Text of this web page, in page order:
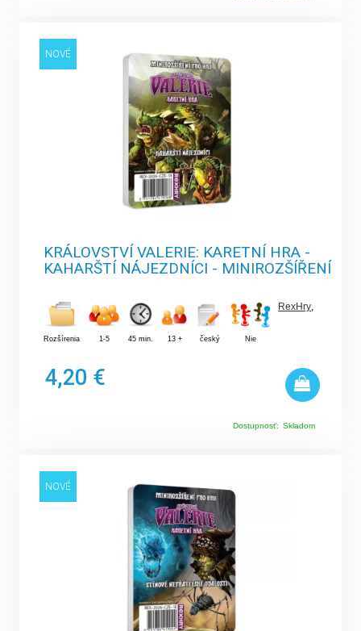
NOVÉ
KRÁLOVSTVÍ VALERIE: KARETNÍ HRA -
KAHARŠTÍ NÁJEZDNÍCI - MINIROZŠÍŘENÍ
Rozšírenia 1-5 45 min. 13 + český Nie
RexHry,
4,20 €
Dostupnosť: Skladom
NOVÉ